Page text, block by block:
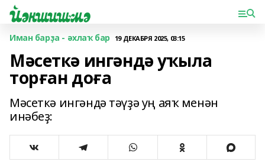
Иман барҙа - әхлаҡ бар 19 ДЕКАБРЯ 2025, 03:15
Мәсеткә ингәндә уҡыла
торған доға
Мәсеткә ингәндә тәүҙә уң аяҡ менән
инәбеҙ: